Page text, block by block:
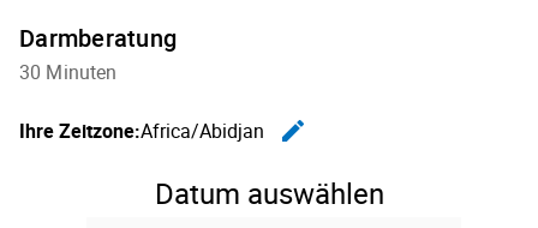
Darmberatung
30 Minuten
Ihre Zeitzone:Africa/Abidjan
edit
Datum auswählen